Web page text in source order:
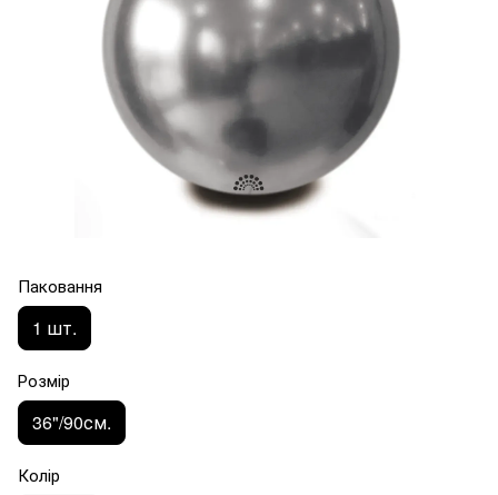
Паковання
1 шт.
Розмір
36"/90см.
Колір